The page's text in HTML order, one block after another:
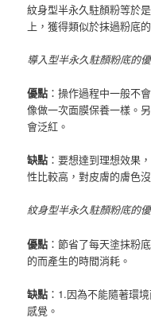
紋身型半永久駐顏粉等於
上，獲得類似於抹過粉底
導入型半永久駐顏粉底的
優點 ：操作過程中一般不
像做一次面膜保養一樣。
會泛紅。
缺點 ：要想達到理想效果
性比較高，對皮膚的膚色
紋身型半永久駐顏粉底的
優點 ：節省了每天塗抹粉
的而產生的時間消耗。
缺點 ：1.因為不能隨著環
感覺。